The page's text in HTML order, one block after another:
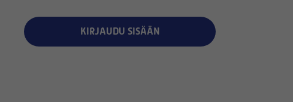
KIRJAUDU SISÄÄN